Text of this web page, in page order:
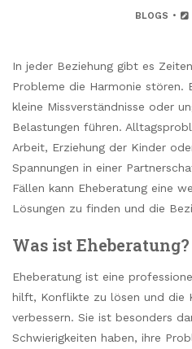
BLOGS
In jeder Beziehung gibt es
Probleme die Harmonie stören.
kleine Missverständnisse oder
Belastungen führen.
Arbeit, Erziehung der Kinder
Spannungen in einer
Fällen kann Eheberatung eine
Lösungen zu finden und die
Was ist Eheberatung?
Eheberatung ist eine
hilft, Konflikte zu lösen und die
verbessern. Sie ist besonders
Schwierigkeiten haben, ihre